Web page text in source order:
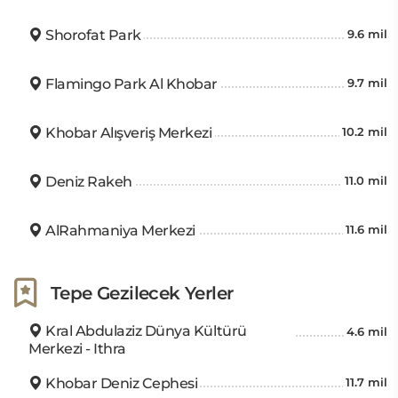
Shorofat Park 9.6 mil
Flamingo Park Al Khobar 9.7 mil
Khobar Alışveriş Merkezi 10.2 mil
Deniz Rakeh 11.0 mil
AlRahmaniya Merkezi 11.6 mil
Tepe Gezilecek Yerler
Kral Abdulaziz Dünya Kültürü
Merkezi - Ithra
4.6 mil
Khobar Deniz Cephesi 11.7 mil